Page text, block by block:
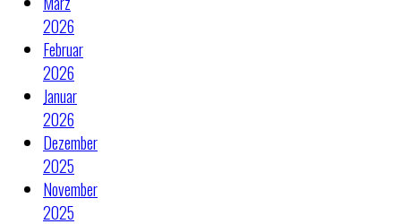
2026
Februar
2026
Januar
2026
Dezember
2025
November
2025